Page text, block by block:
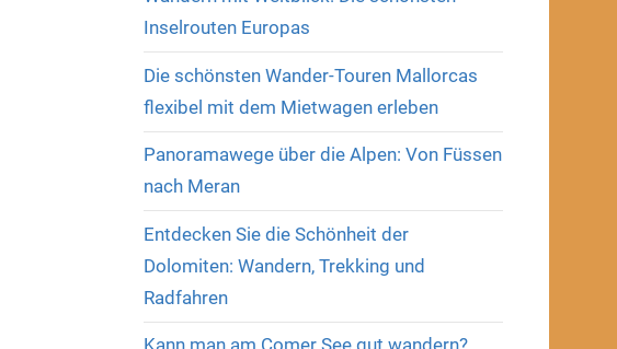
Inselrouten Europas
Die schönsten Wander-Touren Mallorcas
flexibel mit dem Mietwagen erleben
Panoramawege über die Alpen: Von Füssen
nach Meran
Entdecken Sie die Schönheit der
Dolomiten: Wandern, Trekking und
Radfahren